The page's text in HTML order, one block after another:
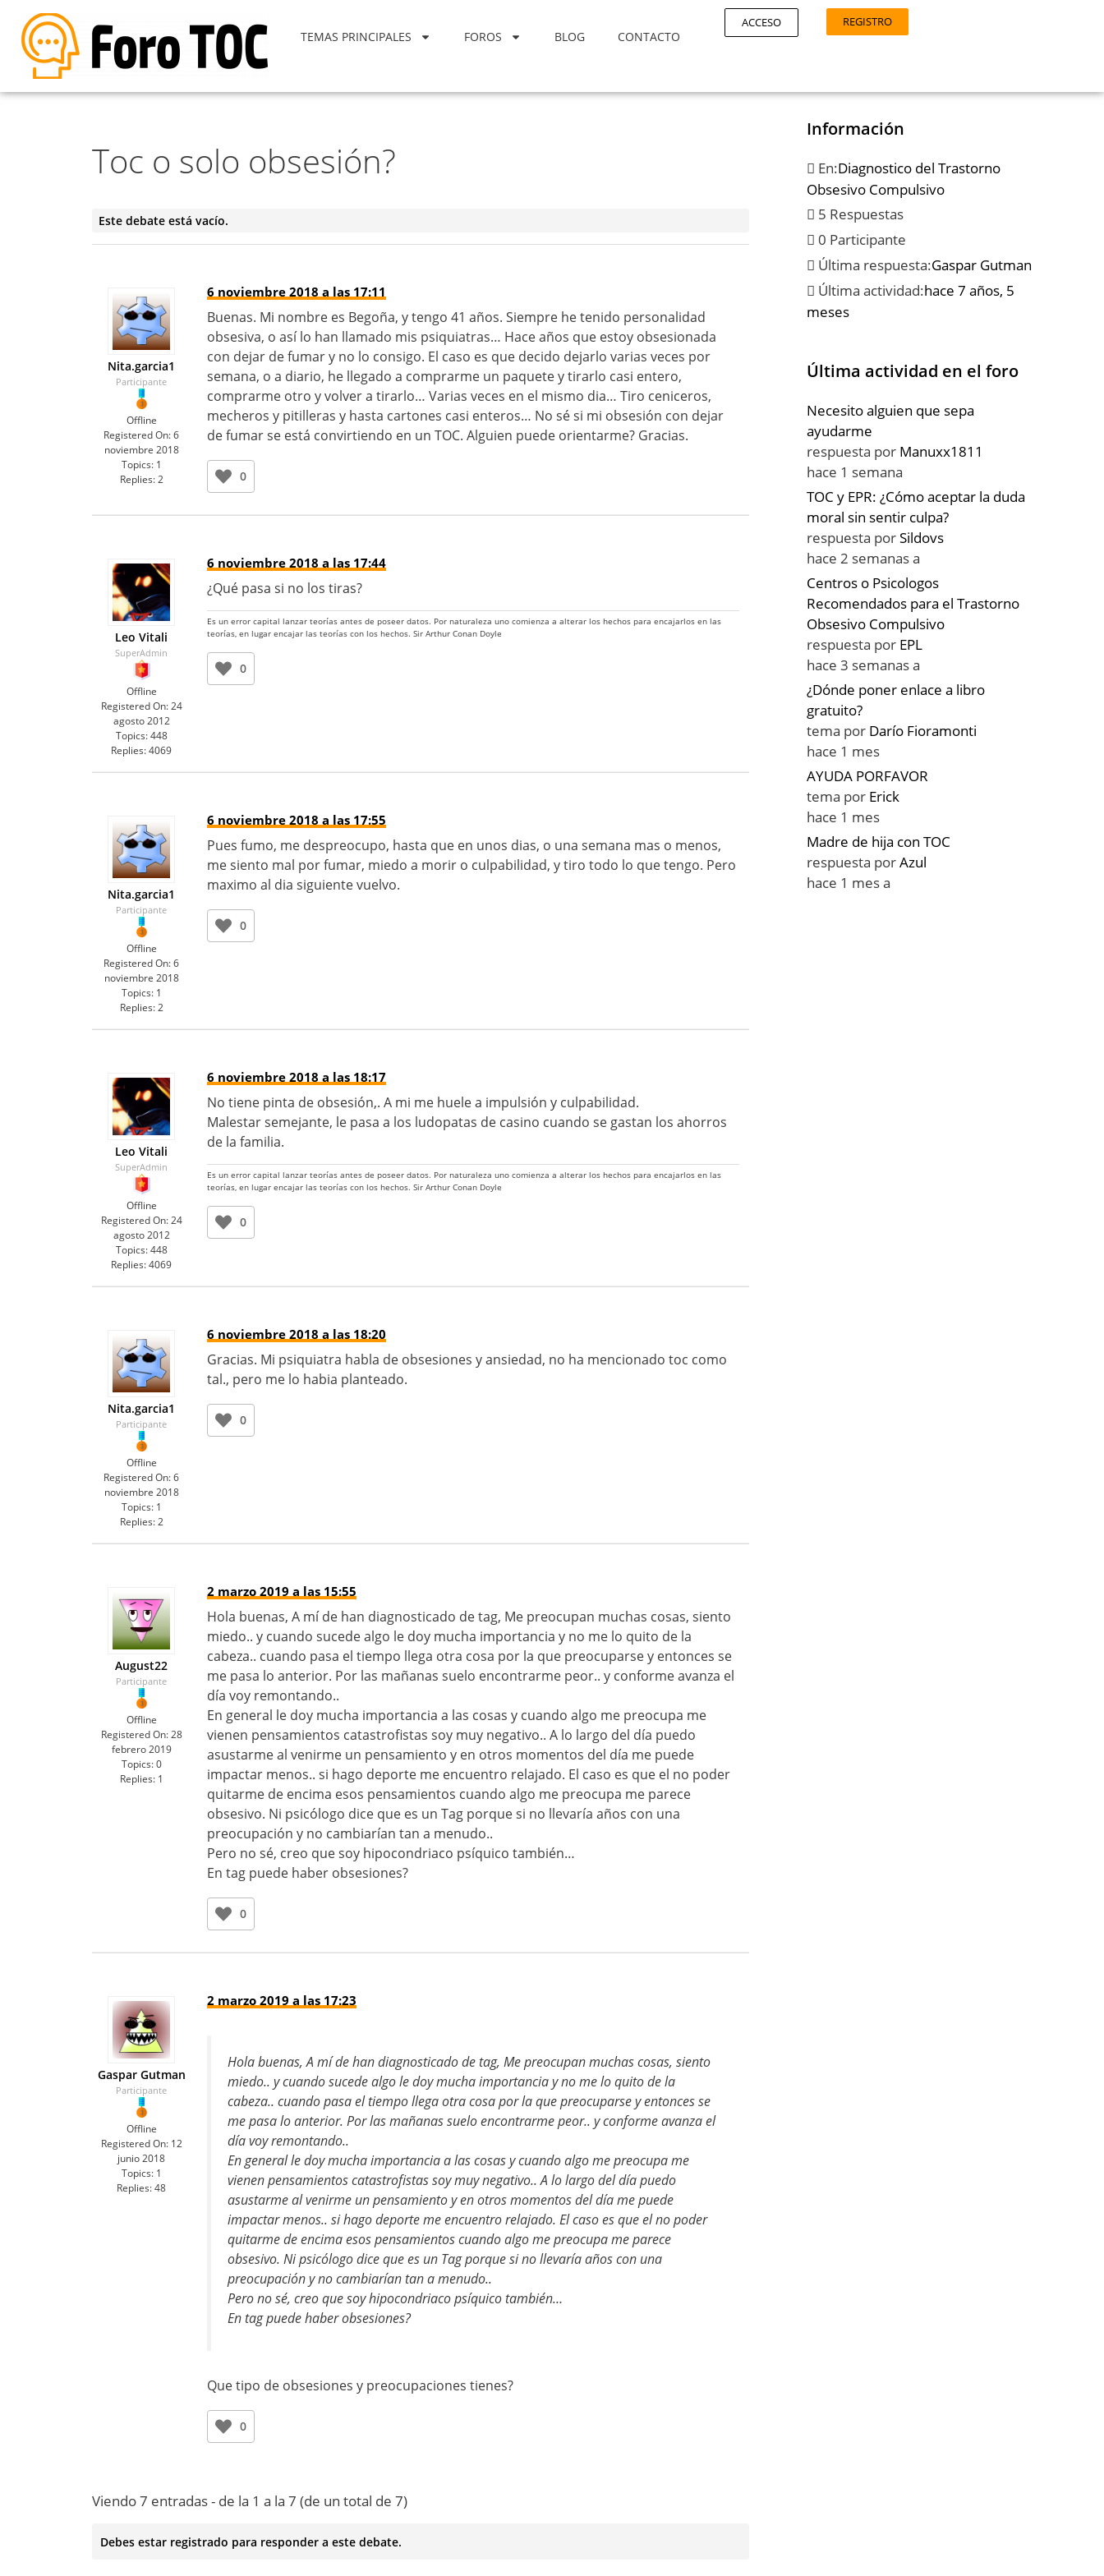
TEMAS PRINCIPALES FOROS BLOG CONTACTO
ACCESO REGISTRO
Toc o solo obsesión?
Este debate está vacío.
Nita.garcia1
Participante
Offline
Registered On:6
noviembre 2018
Topics: 1
Replies: 2
6 noviembre 2018 a las 17:11
Buenas. Mi nombre es Begoña, y tengo 41 años. Siempre he tenido personalidad
obsesiva, o así lo han llamado mis psiquiatras… Hace años que estoy obsesionada
con dejar de fumar y no lo consigo. El caso es que decido dejarlo varias veces por
semana, o a diario, he llegado a comprarme un paquete y tirarlo casi entero,
comprarme otro y volver a tirarlo… Varias veces en el mismo dia… Tiro ceniceros,
mecheros y pitilleras y hasta cartones casi enteros… No sé si mi obsesión con dejar
de fumar se está convirtiendo en un TOC. Alguien puede orientarme? Gracias.
0
Leo Vitali
SuperAdmin
Offline
Registered On: 24
agosto 2012
Topics: 448
Replies:4069
6 noviembre 2018 a las 17:44
¿Qué pasa si no los tiras?
Es un error capital lanzar teorías antes de poseer datos. Por naturaleza uno comienza a alterar los hechos para encajarlos en las
teorías, en lugar encajar las teorías con los hechos. Sir Arthur Conan Doyle
0
Nita.garcia1
Participante
Offline
Registered On:6
noviembre 2018
Topics: 1
Replies: 2
6 noviembre 2018 a las 17:55
Pues fumo, me despreocupo, hasta que en unos dias, o una semana mas o menos,
me siento mal por fumar, miedo a morir o culpabilidad, y tiro todo lo que tengo. Pero
maximo al dia siguiente vuelvo.
0
Leo Vitali
SuperAdmin
Offline
Registered On: 24
agosto 2012
Topics: 448
Replies:4069
6 noviembre 2018 a las 18:17
No tiene pinta de obsesión,. A mi me huele a impulsión y culpabilidad.
Malestar semejante, le pasa a los ludopatas de casino cuando se gastan los ahorros
de la familia.
Es un error capital lanzar teorías antes de poseer datos. Por naturaleza uno comienza a alterar los hechos para encajarlos en las
teorías, en lugar encajar las teorías con los hechos. Sir Arthur Conan Doyle
0
Nita.garcia1
Participante
Offline
Registered On:6
noviembre 2018
Topics: 1
Replies: 2
6 noviembre 2018 a las 18:20
Gracias. Mi psiquiatra habla de obsesiones y ansiedad, no ha mencionado toc como
tal., pero me lo habia planteado.
0
August22
Participante
Offline
Registered On: 28
febrero 2019
Topics: 0
Replies: 1
2 marzo 2019 a las 15:55
Hola buenas, A mí de han diagnosticado de tag, Me preocupan muchas cosas, siento
miedo.. y cuando sucede algo le doy mucha importancia y no me lo quito de la
cabeza.. cuando pasa el tiempo llega otra cosa por la que preocuparse y entonces se
me pasa lo anterior. Por las mañanas suelo encontrarme peor.. y conforme avanza el
día voy remontando..
En general le doy mucha importancia a las cosas y cuando algo me preocupa me
vienen pensamientos catastrofistas soy muy negativo.. A lo largo del día puedo
asustarme al venirme un pensamiento y en otros momentos del día me puede
impactar menos.. si hago deporte me encuentro relajado. El caso es que el no poder
quitarme de encima esos pensamientos cuando algo me preocupa me parece
obsesivo. Ni psicólogo dice que es un Tag porque si no llevaría años con una
preocupación y no cambiarían tan a menudo..
Pero no sé, creo que soy hipocondriaco psíquico también…
En tag puede haber obsesiones?
0
Gaspar Gutman
Participante
Offline
Registered On: 12
junio 2018
Topics: 1
Replies:48
2 marzo 2019 a las 17:23
Hola buenas, A mí de han diagnosticado de tag, Me preocupan muchas cosas, siento
miedo.. y cuando sucede algo le doy mucha importancia y no me lo quito de la
cabeza.. cuando pasa el tiempo llega otra cosa por la que preocuparse y entonces se
me pasa lo anterior. Por las mañanas suelo encontrarme peor.. y conforme avanza el
día voy remontando..
En general le doy mucha importancia a las cosas y cuando algo me preocupa me
vienen pensamientos catastrofistas soy muy negativo.. A lo largo del día puedo
asustarme al venirme un pensamiento y en otros momentos del día me puede
impactar menos.. si hago deporte me encuentro relajado. El caso es que el no poder
quitarme de encima esos pensamientos cuando algo me preocupa me parece
obsesivo. Ni psicólogo dice que es un Tag porque si no llevaría años con una
preocupación y no cambiarían tan a menudo..
Pero no sé, creo que soy hipocondriaco psíquico también…
En tag puede haber obsesiones?
Que tipo de obsesiones y preocupaciones tienes?
0
Viendo 7 entradas - de la 1 a la 7 (de un total de 7)
Debes estar registrado para responder a este debate.
Información
En:Diagnostico del Trastorno
Obsesivo Compulsivo
5 Respuestas
0 Participante
Última respuesta:Gaspar Gutman
Última actividad:hace 7 años, 5
meses
Última actividad en el foro
Necesito alguien que sepa
ayudarme
respuesta por Manuxx1811
hace 1 semana
TOC y EPR: ¿Cómo aceptar la duda
moral sin sentir culpa?
respuesta porSildovs
hace 2 semanas a
Centros o Psicologos
Recomendados para el Trastorno
Obsesivo Compulsivo
respuesta por EPL
hace 3 semanas a
¿Dónde poner enlace a libro
gratuito?
tema por Darío Fioramonti
hace 1 mes
AYUDA PORFAVOR
tema por Erick
hace 1 mes
Madre de hija con TOC
respuesta porAzul
hace 1 mes a